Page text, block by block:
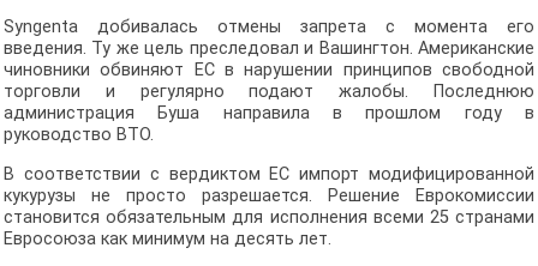
Syngenta добивалась отмены запрета c момента его
введения. Ту же цель преследовал и Вашингтон. Американские
чиновники обвиняют ЕС в нарушении принципов свободной
торговли и регулярно подают жалобы. Последнюю
администрация Буша направила в прошлом году в
руководство ВТО.
В соответствии с вердиктом ЕС импорт модифицированной
кукурузы не просто разрешается. Решение Еврокомиссии
становится обязательным для исполнения всеми 25 странами
Евросоюза как минимум на десять лет.